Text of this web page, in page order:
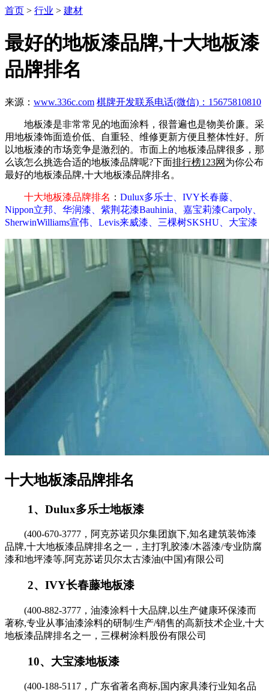
首页 > 行业 > 建材
最好的地板漆品牌,十大地板漆
品牌排名
来源： www.336c.com 棋牌开发联系电话(微信)：15675810810
地板漆是非常常见的地面涂料，很普遍也是物美价廉。采
用地板漆饰面造价低、自重轻、维修更新方便且整体性好。所
以地板漆的市场竞争是激烈的。市面上的地板漆品牌很多，那
么该怎么挑选合适的地板漆品牌呢?下面排行榜123网 为你公布
最好的地板漆品牌,十大地板漆品牌排名。
十大地板漆品牌排名 ： Dulux多乐士、IVY长春藤、
Nippon立邦、华润漆、紫荆花漆Bauhinia、嘉宝莉漆Carpoly、
SherwinWilliams宣伟、Levis来威漆、三棵树SKSHU、大宝漆
十大地板漆品牌排名
1、Dulux多乐士地板漆
(400-670-3777，阿克苏诺贝尔集团旗下,知名建筑装饰漆
品牌,十大地板漆品牌排名之一，主打乳胶漆/木器漆/专业防腐
漆和地坪漆等,阿克苏诺贝尔太古漆油(中国)有限公司
2、IVY长春藤地板漆
(400-882-3777，油漆涂料十大品牌,以生产健康环保漆而
著称,专业从事油漆涂料的研制/生产/销售的高新技术企业,十大
地板漆品牌排名之一，三棵树涂料股份有限公司
10、大宝漆地板漆
(400-188-5117，广东省著名商标,国内家具漆行业知名品